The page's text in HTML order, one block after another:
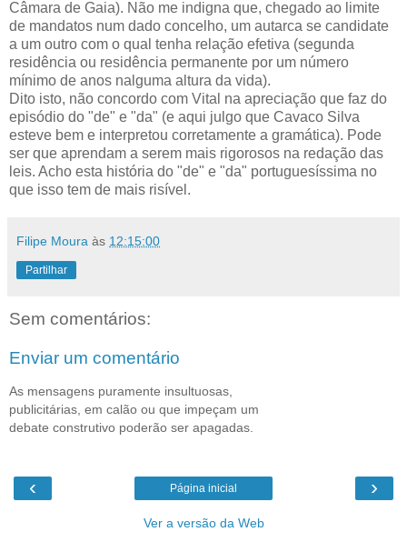
Câmara de Gaia). Não me indigna que, chegado ao limite
de mandatos num dado concelho, um autarca se candidate
a um outro com o qual tenha relação efetiva (segunda
residência ou residência permanente por um número
mínimo de anos nalguma altura da vida).
Dito isto, não concordo com Vital na apreciação que faz do
episódio do "de" e "da" (e aqui julgo que Cavaco Silva
esteve bem e interpretou corretamente a gramática). Pode
ser que aprendam a serem mais rigorosos na redação das
leis. Acho esta história do "de" e "da" portuguesíssima no
que isso tem de mais risível.
Filipe Moura às 12:15:00
Partilhar
Sem comentários:
Enviar um comentário
As mensagens puramente insultuosas,
publicitárias, em calão ou que impeçam um
debate construtivo poderão ser apagadas.
‹ ›
Página inicial
Ver a versão da Web